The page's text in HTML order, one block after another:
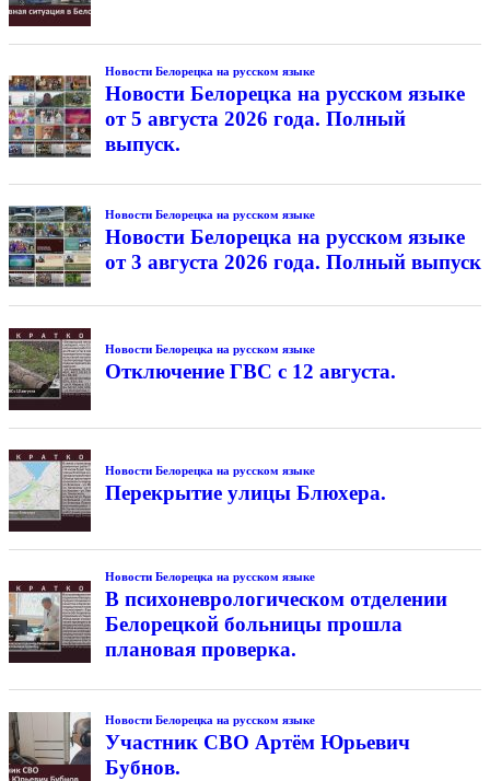
Новости Белорецка на русском языке
Новости Белорецка на русском языке
от 5 августа 2026 года. Полный
выпуск.
Новости Белорецка на русском языке
Новости Белорецка на русском языке
от 3 августа 2026 года. Полный выпуск
Новости Белорецка на русском языке
Отключение ГВС с 12 августа.
Новости Белорецка на русском языке
Перекрытие улицы Блюхера.
Новости Белорецка на русском языке
В психоневрологическом отделении
Белорецкой больницы прошла
плановая проверка.
Новости Белорецка на русском языке
Участник СВО Артём Юрьевич
Бубнов.